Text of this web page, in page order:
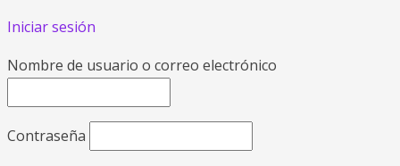
Iniciar sesión
Nombre de usuario o correo electrónico
Contraseña